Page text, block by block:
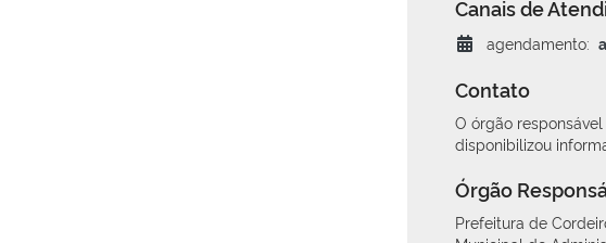
Canais de
agendamento:
Contato
O órgão
disponibilizou
Órgão
Prefeitura de